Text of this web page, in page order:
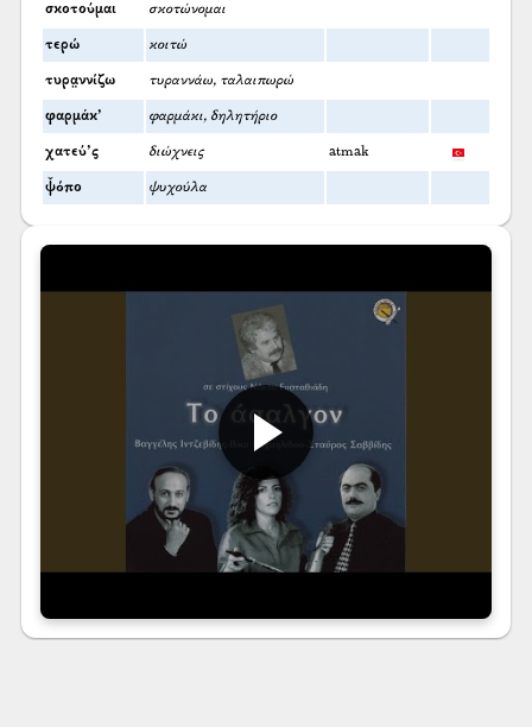
σκοτούμαι σκοτώνομαι
τερώ κοιτώ
τυρα̤ννίζω τυραννάω, ταλαιπωρώ
φαρμάκ’ φαρμάκι, δηλητήριο
χατεύ’ς διώχνεις atmak
ψ̌όπο ψυχούλα